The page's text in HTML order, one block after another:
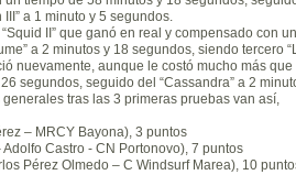
a 1 minuto y 5 segundos.
II” que ganó en real y compensado con
a 2 minutos y 18 segundos, siendo tercero
nuevamente, aunque le costó mucho más
segundos, seguido del “Cassandra” a 2
tras las 3 primeras pruebas van así,
– MRCY Bayona), 3 puntos
Adolfo Castro - CN Portonovo), 7 puntos
Pérez Olmedo – C Windsurf Marea), 10